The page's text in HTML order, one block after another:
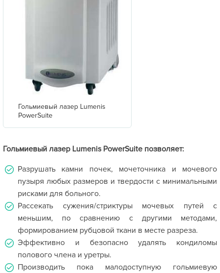
Гольмиевый лазер Lumenis
PowerSuite
Гольмиевый лазер Lumenis PowerSuite позволяет:
Разрушать камни почек, мочеточника и мочевого
пузыря любых размеров и твердости с минимальными
рисками для больного.
Рассекать сужения/стриктуры мочевых путей с
меньшим, по сравнению с другими методами,
формированием рубцовой ткани в месте разреза.
Эффективно и безопасно удалять кондиломы
полового члена и уретры.
Производить пока малодоступную гольмиевую